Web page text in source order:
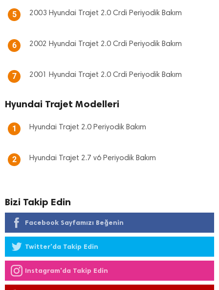
5 2003 Hyundai Trajet 2.0 Crdi Periyodik Bakım
6 2002 Hyundai Trajet 2.0 Crdi Periyodik Bakım
7 2001 Hyundai Trajet 2.0 Crdi Periyodik Bakım
Hyundai Trajet Modelleri
1 Hyundai Trajet 2.0 Periyodik Bakım
2 Hyundai Trajet 2.7 v6 Periyodik Bakım
Bizi Takip Edin
Facebook Sayfamızı Beğenin
Twitter'da Takip Edin
Instagram'da Takip Edin